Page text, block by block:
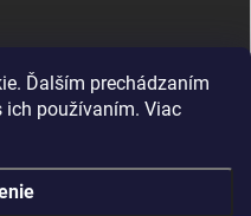
Ďalším prechádzaním
ich používaním. Viac
SALELOGICS